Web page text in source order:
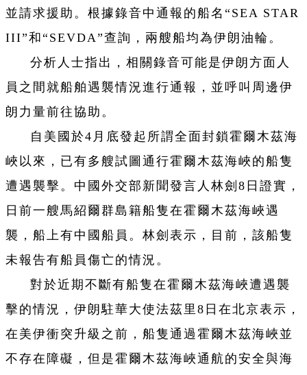
並請求援助。根據錄音中通報的船名“SEA STAR
III”和“SEVDA”查詢，兩艘船均為伊朗油輪。
分析人士指出，相關錄音可能是伊朗方面人
員之間就船舶遇襲情況進行通報，並呼叫周邊伊
朗力量前往協助。
自美國於4月底發起所謂全面封鎖霍爾木茲海
峽以來，已有多艘試圖通行霍爾木茲海峽的船隻
遭遇襲擊。中國外交部新聞發言人林劍8日證實，
日前一艘馬紹爾群島籍船隻在霍爾木茲海峽遇
襲，船上有中國船員。林劍表示，目前，該船隻
未報告有船員傷亡的情況。
對於近期不斷有船隻在霍爾木茲海峽遭遇襲
擊的情況，伊朗駐華大使法茲里8日在北京表示，
在美伊衝突升級之前，船隻通過霍爾木茲海峽並
不存在障礙，但是霍爾木茲海峽通航的安全與海